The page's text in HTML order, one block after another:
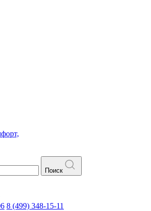
Поиск
8 (499) 348-15-11